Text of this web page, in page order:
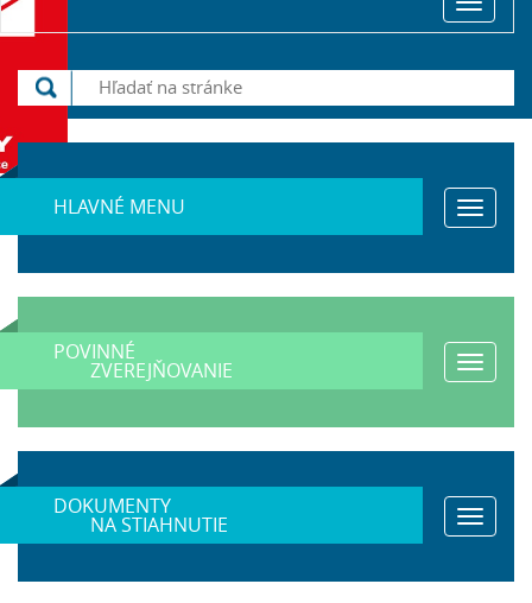
Toggle
HLAVNÉ MENU
Toggle
POVINNÉ
ZVEREJŇOVANIE
Toggle
DOKUMENTY
NA STIAHNUTIE
Toggle